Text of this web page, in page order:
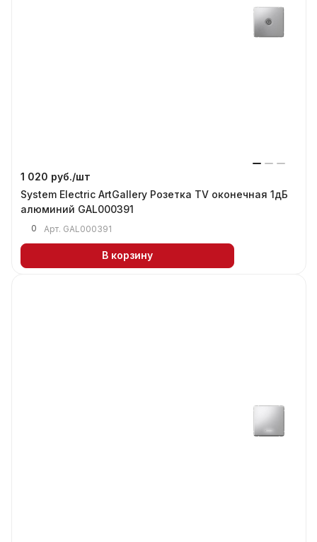
1 020 руб./шт
System Electric ArtGallery Розетка TV оконечная 1дБ
алюминий GAL000391
0 Арт. GAL000391
В корзину